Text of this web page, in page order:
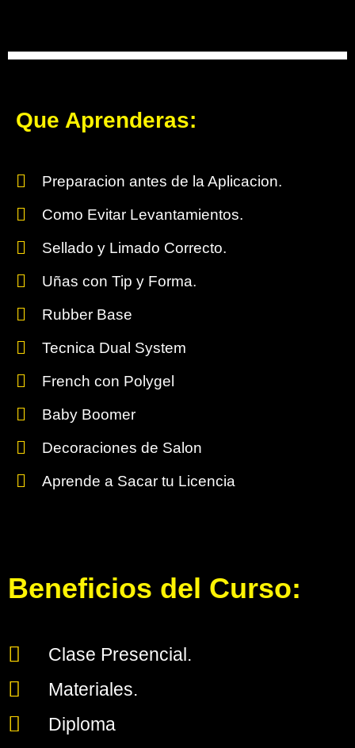
Que Aprenderas:
Preparacion antes de la Aplicacion.
Como Evitar Levantamientos.
Sellado y Limado Correcto.
Uñas con Tip y Forma.
Rubber Base
Tecnica Dual System
French con Polygel
Baby Boomer
Decoraciones de Salon
Aprende a Sacar tu Licencia
Beneficios del Curso:
Clase Presencial.
Materiales.
Diploma